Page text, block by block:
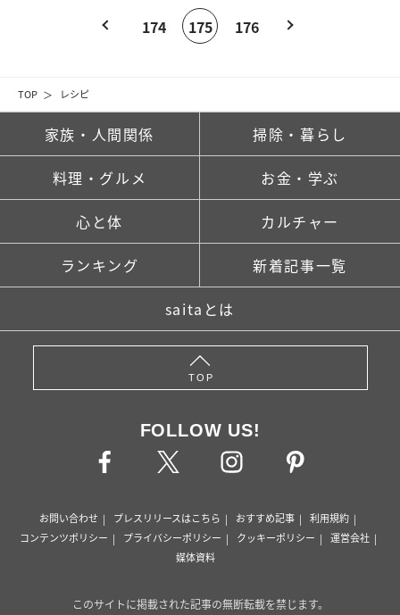
TOP レシピ
174 175 176
家族・人間関係 掃除・暮らし
料理・グルメ お金・学ぶ
心と体 カルチャー
ランキング 新着記事一覧
saitaとは
TOP
FOLLOW US!
お問い合わせ プレスリリースはこちら おすすめ記事
利用規約
コンテンツポリシー
プライバシーポリシー クッキーポリシー
運営会社
媒体資料
このサイトに掲載された記事の無断転載を禁じます。